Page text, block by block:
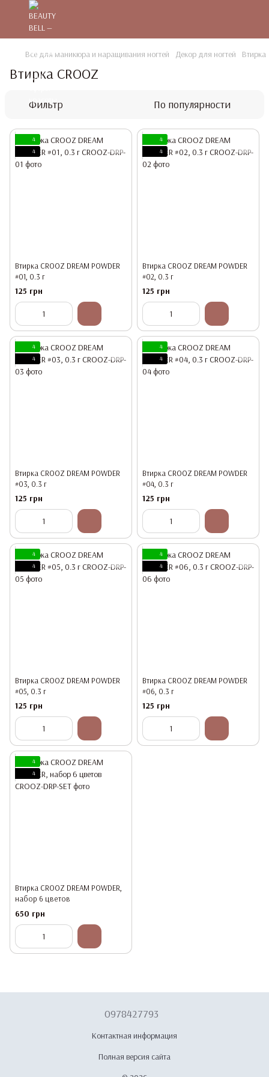
Все для маникюра и наращивания ногтей Декор для ногтей Втирка
Втирка CROOZ
Фильтр По популярности
4
4
Втирка CROOZ DREAM POWDER
#01, 0.3 г
125 грн
4
4
Втирка CROOZ DREAM POWDER
#02, 0.3 г
125 грн
4
4
Втирка CROOZ DREAM POWDER
#03, 0.3 г
125 грн
4
4
Втирка CROOZ DREAM POWDER
#04, 0.3 г
125 грн
4
4
Втирка CROOZ DREAM POWDER
#05, 0.3 г
125 грн
4
4
Втирка CROOZ DREAM POWDER
#06, 0.3 г
125 грн
4
4
Втирка CROOZ DREAM POWDER,
набор 6 цветов
650 грн
0978427793
Контактная информация
Полная версия сайта